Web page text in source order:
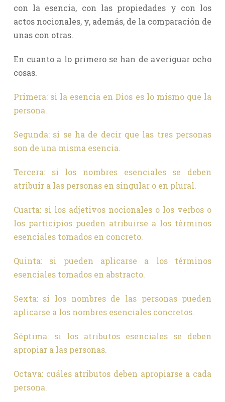
con la esencia, con las propiedades y con los
actos nocionales, y, además, de la comparación de
unas con otras.
En cuanto a lo primero se han de averiguar ocho
cosas.
Primera: si la esencia en Dios es lo mismo que la
persona.
Segunda: si se ha de decir que las tres personas
son de una misma esencia.
Tercera: si los nombres esenciales se deben
atribuir a las personas en singular o en plural.
Cuarta: si los adjetivos nocionales o los verbos o
los participios pueden atribuirse a los términos
esenciales tomados en concreto.
Quinta: si pueden aplicarse a los términos
esenciales tomados en abstracto.
Sexta: si los nombres de las personas pueden
aplicarse a los nombres esenciales concretos.
Séptima: si los atributos esenciales se deben
apropiar a las personas.
Octava: cuáles atributos deben apropiarse a cada
persona.